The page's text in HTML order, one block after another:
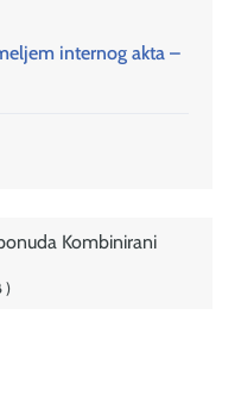
internog akta –
Kombinirani